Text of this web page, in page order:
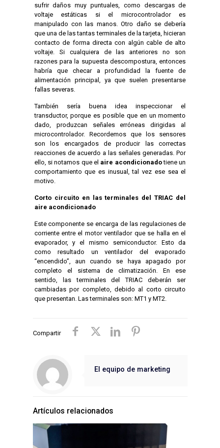
sufrir daños muy puntuales, como descargas de
voltaje estáticas si el microcontrolador es
manipulado con las manos. Otro daño se debería
que una de las tantas terminales de la tarjeta, hicieran
contacto de forma directa con algún cable de alto
voltaje. Si cualquiera de las anteriores no son
razones para la supuesta descompostura, entonces
habría que checar a profundidad la fuente de
alimentación principal, ya que suelen presentarse
fallas severas.
También sería buena idea inspeccionar el
transductor, porque es posible que en un momento
dado, produzcan señales erróneas dirigidas al
microcontrolador. Recordemos que los sensores
son los encargados de producir las correctas
reacciones de acuerdo a las señales generadas. Por
ello, si notamos que el aire acondicionadotiene un
comportamiento que es inusual, tal vez ese sea el
motivo.
Corto circuito en las terminales del TRIAC del
aire acondicionado
Este componente se encarga de las regulaciones de
corriente entre el motor ventilador que se halla en el
evaporador, y el mismo semiconductor. Esto da
como resultado un ventilador del evaporado
“encendido”, aun cuando se haya apagado por
completo el sistema de climatización. En ese
sentido, las terminales del TRIAC deberán ser
cambiadas por completo, debido al corto circuito
que presentan. Las terminales son: MT1 y MT2.
Compartir
El equipo de marketing
Artículos relacionados